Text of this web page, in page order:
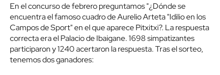
En el concurso de febrero preguntamos "¿Dónde se
encuentra el famoso cuadro de Aurelio Arteta "Idilio en los
Campos de Sport" en el que aparece Pitxitxi?. La respuesta
correcta era el Palacio de Ibaigane. 1698 simpatizantes
participaron y 1240 acertaron la respuesta. Tras el sorteo,
tenemos dos ganadores: